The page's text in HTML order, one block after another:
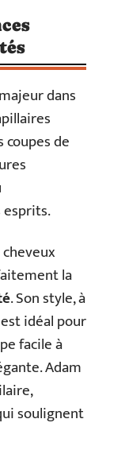
dans
coupes de
la
. Son style, à
idéal pour
facile à
Adam
soulignent